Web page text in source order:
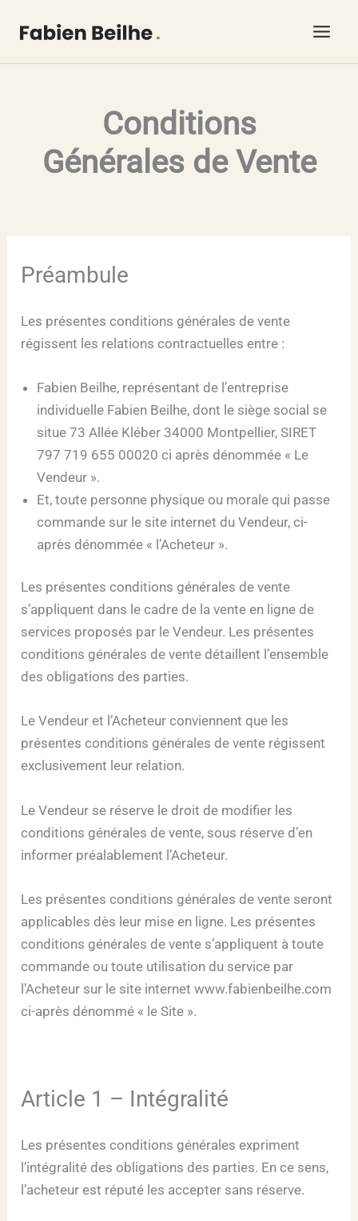
Conditions
Générales de Vente
Préambule
Les présentes conditions générales de vente
régissent les relations contractuelles entre :
Fabien Beilhe, représentant de l’entreprise
individuelle Fabien Beilhe, dont le siège social se
situe 73 Allée Kléber 34000 Montpellier, SIRET
797 719 655 00020 ci après dénommée « Le
Vendeur ».
Et, toute personne physique ou morale qui passe
commande sur le site internet du Vendeur, ci-
après dénommée « l’Acheteur ».
Les présentes conditions générales de vente
s’appliquent dans le cadre de la vente en ligne de
services proposés par le Vendeur. Les présentes
conditions générales de vente détaillent l’ensemble
des obligations des parties.
Le Vendeur et l’Acheteur conviennent que les
présentes conditions générales de vente régissent
exclusivement leur relation.
Le Vendeur se réserve le droit de modifier les
conditions générales de vente, sous réserve d’en
informer préalablement l’Acheteur.
Les présentes conditions générales de vente seront
applicables dès leur mise en ligne. Les présentes
conditions générales de vente s’appliquent à toute
commande ou toute utilisation du service par
l’Acheteur sur le site internet www.fabienbeilhe.com
ci-après dénommé « le Site ».
Article 1 – Intégralité
Les présentes conditions générales expriment
l’intégralité des obligations des parties. En ce sens,
l’acheteur est réputé les accepter sans réserve.